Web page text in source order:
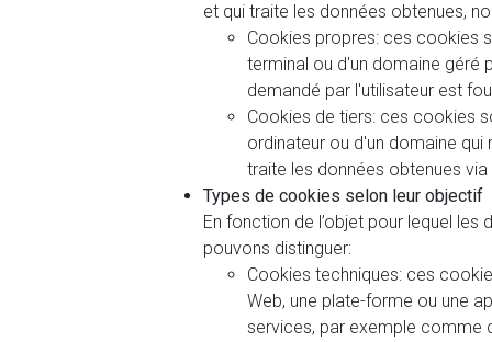
et qui traite les données obtenues,
Cookies propres: ces cookies
terminal ou d'un domaine géré
demandé par l'utilisateur est
Cookies de tiers: ces cookies
ordinateur ou d'un domaine qui
traite les données obtenues
Types de cookies selon leur objectif
En fonction de l’objet pour lequel
pouvons distinguer:
Cookies techniques: ces
Web, une plate-forme ou une
services, par exemple comme